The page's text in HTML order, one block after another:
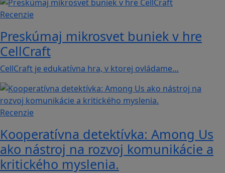
Recenzie
Preskúmaj mikrosvet buniek v hre
CellCraft
CellCraft je edukatívna hra, v ktorej ovládame…
Recenzie
Kooperatívna detektívka: Among Us
ako nástroj na rozvoj komunikácie a
kritického myslenia.